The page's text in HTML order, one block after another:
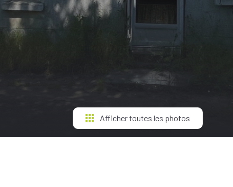
Afficher toutes les photos